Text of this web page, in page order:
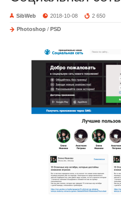
SibWeb 2018-10-08 2 650
Photoshop / PSD